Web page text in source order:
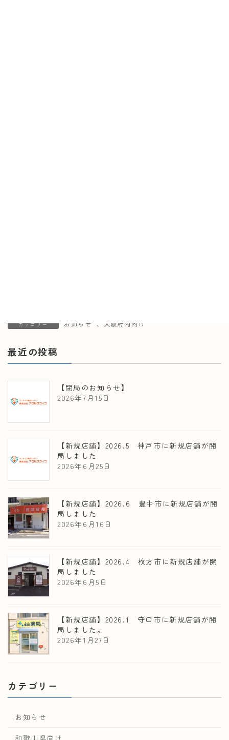
カテゴリー お知らせ 、大阪府内向け
最近の投稿
【閉局のお知らせ】
2026年7月15日
【新規店舗】2026.5 神戸市に新規店舗が開
局しました
2026年6月25日
【新規店舗】2026.6 豊中市に新規店舗が開
局しました
2026年6月16日
【新規店舗】2026.4 枚方市に新規店舗が開
局しました
2026年6月5日
【新規店舗】2026.1 守口市に新規店舗が開
局しました。
2026年1月27日
カテゴリー
お知らせ